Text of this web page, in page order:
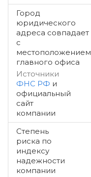
Город
юридического
адреса совпадает
с
местоположением
главного офиса
Источники
ФНС РФ и
официальный
сайт
компании
Степень
риска по
индексу
надежности
компании